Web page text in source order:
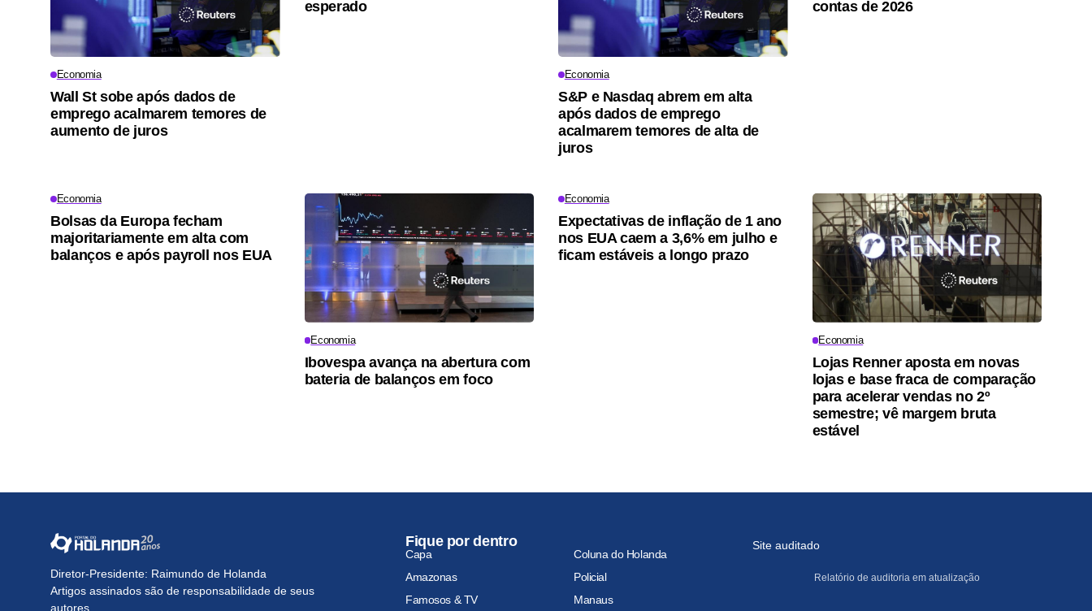
Economia
Wall St sobe após dados de
emprego acalmarem temores de
aumento de juros
esperado
Economia
S&P e Nasdaq abrem em alta
após dados de emprego
acalmarem temores de alta de
juros
contas de 2026
Economia
Bolsas da Europa fecham
majoritariamente em alta com
balanços e após payroll nos EUA
Economia
Ibovespa avança na abertura com
bateria de balanços em foco
Economia
Expectativas de inflação de 1 ano
nos EUA caem a 3,6% em julho e
ficam estáveis a longo prazo
Economia
Lojas Renner aposta em novas
lojas e base fraca de comparação
para acelerar vendas no 2º
semestre; vê margem bruta
estável
Diretor-Presidente: Raimundo de Holanda
Artigos assinados são de responsabilidade de seus
autores.
Fique por dentro
Capa
Coluna do Holanda
Amazonas
Policial
Famosos & TV
Manaus
Site auditado
Relatório de auditoria em atualização